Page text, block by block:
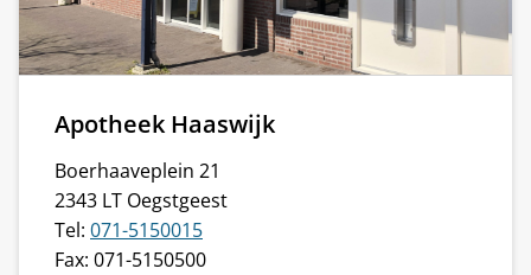
Apotheek Haaswijk
Boerhaaveplein 21
2343 LT Oegstgeest
Tel: 071-5150015
Fax: 071-5150500